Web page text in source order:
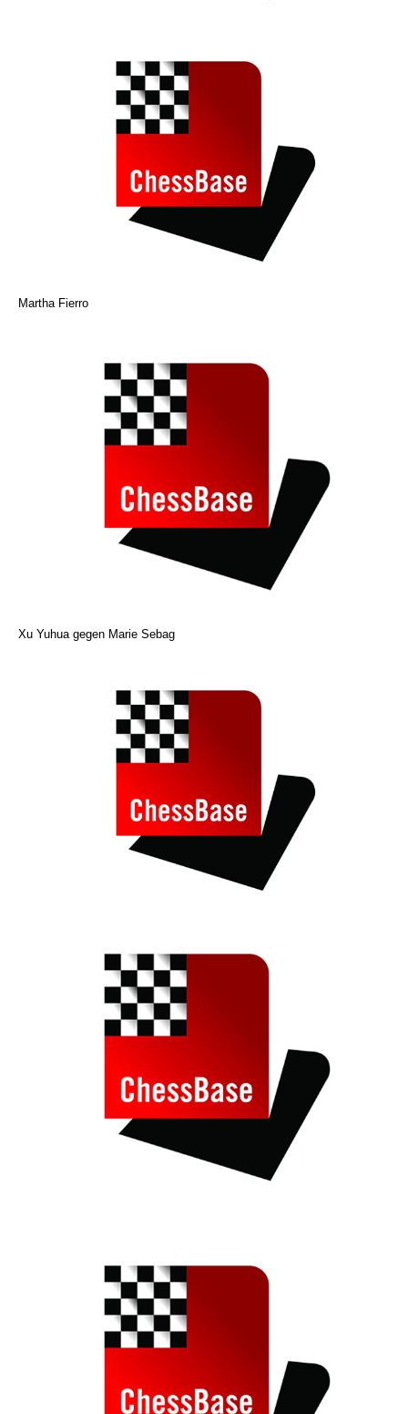
Martha Fierro
Xu Yuhua gegen Marie Sebag